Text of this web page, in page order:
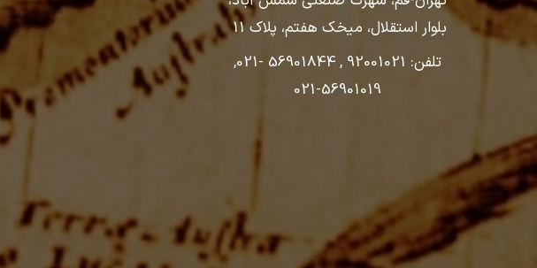
بلوار استقلال، میخک هفتم، پلاک 11
تلفن: 92001021 , 56901844 -021,
56901019-021